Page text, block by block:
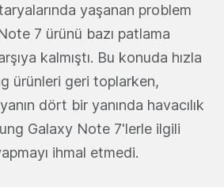
yaşanan problem
7 ürünü bazı patlama
kalmıştı. Bu konuda hızla
ürünleri geri toplarken,
dört bir yanında havacılık
Galaxy Note 7'lerle ilgili
ihmal etmedi.